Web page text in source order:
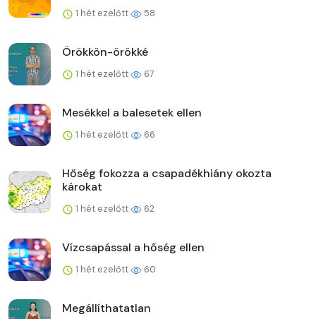
1 hét ezelőtt 58
Örökkön-örökké
1 hét ezelőtt 67
Mesékkel a balesetek ellen
1 hét ezelőtt 66
Hőség fokozza a csapadékhiány okozta
károkat
1 hét ezelőtt 62
Vízcsapással a hőség ellen
1 hét ezelőtt 60
Megállíthatatlan